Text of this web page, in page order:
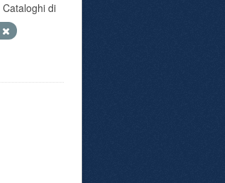
Cataloghi di